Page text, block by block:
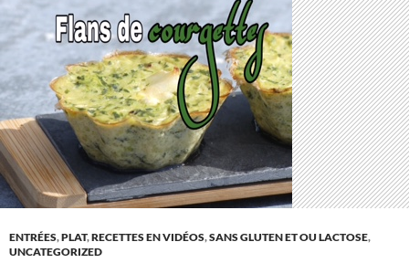
ENTRÉES,PLAT,RECETTES EN VIDÉOS,SANS GLUTEN ET OU LACTOSE,
UNCATEGORIZED